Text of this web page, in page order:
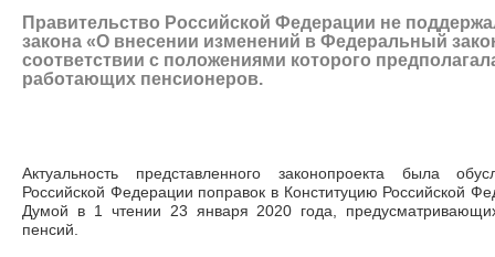
Правительство Российской Федерации не
закона «О внесении изменений в Федеральный
соответствии с положениями которого
работающих пенсионеров.
Актуальность представленного законопроекта была
Российской Федерации поправок в Конституцию Российской
Думой в 1 чтении 23 января 2020 года,
пенсий.